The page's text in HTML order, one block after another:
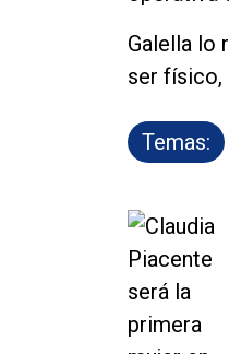
Galella lo
ser físico,
Temas: